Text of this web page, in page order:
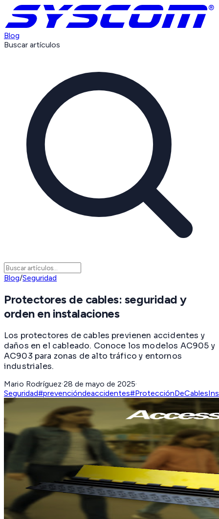
Blog
Buscar artículos
Blog/Seguridad
Protectores de cables: seguridad y
orden en instalaciones
Los protectores de cables previenen accidentes y
daños en el cableado. Conoce los modelos AC905 y
AC903 para zonas de alto tráfico y entornos
industriales.
Mario Rodríguez·28 de mayo de 2025·
Seguridad#prevencióndeaccidentes#ProtecciónDeCables